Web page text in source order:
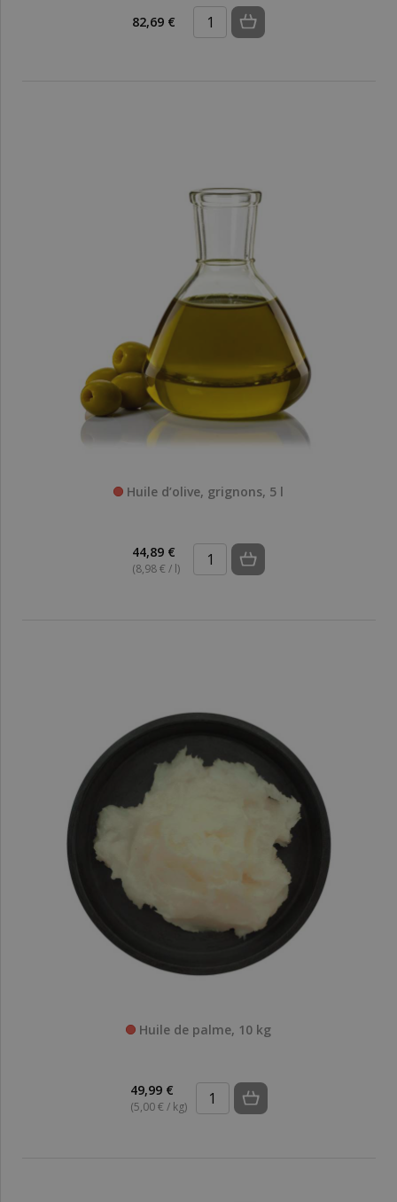
82,69 €
Huile d’olive, grignons, 5 l
44,89 €
(8,98 € / l)
Huile de palme, 10 kg
49,99 €
(5,00 € / kg)